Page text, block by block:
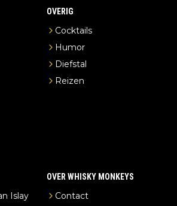
OVERIG
Cocktails
Humor
Diefstal
Reizen
Islay
OVER WHISKY MONKEYS
Contact